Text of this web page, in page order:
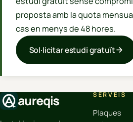
proposta amb la quota
cas en menys de 48 hores.
Sol·licitar estudi gratuït
aureqis SERVEIS
Plaques